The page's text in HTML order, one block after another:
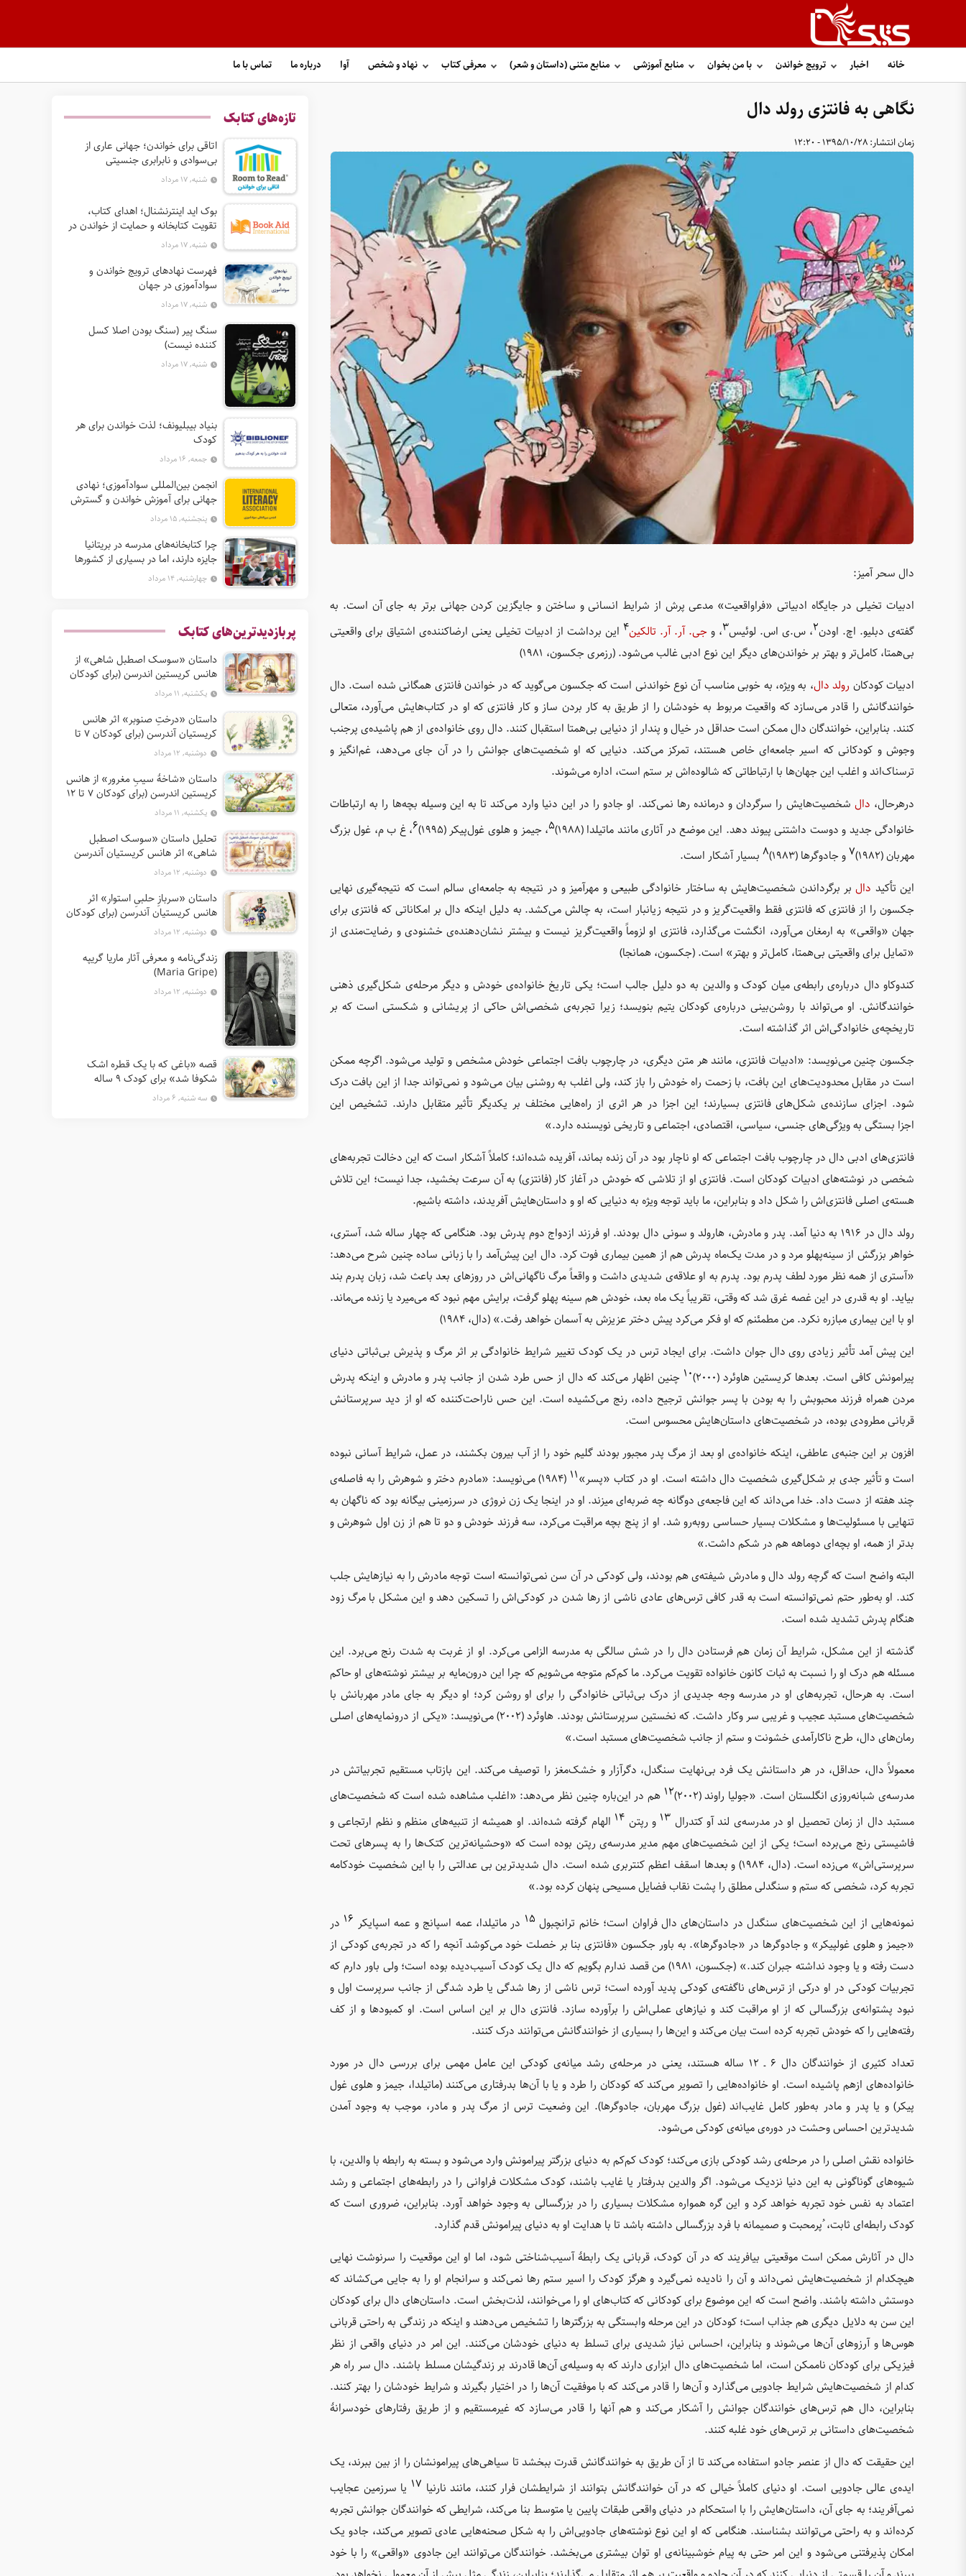
خانه اخبار ترویج خواندن با من بخوان منابع آموزشی منابع متنی (داستان و شعر) معرفی کتاب نهاد و شخص آوا درباره ما تماس با ما
نگاهی به فانتزی رولد دال
زمان انتشار:1395/10/28 - 12:20
دال سحر آمیز:
ادبیات تخیلی در جایگاه ادبیاتی «فراواقعیت» مدعی پرش از شرایط انسانی و ساختن و جایگزین کردن جهانی برتر به جای آن است. به
گفته‌ی دبلیو. اچ. اودن۲، س.ی اس. لوئیس۳، وجی. آر. آر. تالکین۴ این برداشت از ادبیات تخیلی یعنی ارضاکننده‌ی اشتیاق برای واقعیتی
بی‌همتا، کامل‌تر و بهتر بر خواندن‌های دیگر این نوع ادبی غالب می‌شود. (رزمری جکسون، ۱۹۸۱)
ادبیات کودکان رولد دال، به ویژه، به خوبی مناسب آن نوع خواندنی است که جکسون می‌گوید که در خواندن فانتزی همگانی شده است. دال
خوانندگانش را قادر می‌سازد که واقعیت مربوط به خودشان را از طریق به کار بردن ساز و کار فانتزی که او در کتاب‌هایش می‌آورد، متعالی
کنند. بنابراین، خوانندگان دال ممکن است حداقل در خیال و پندار از دنیایی بی‌همتا استقبال کنند. دال روی خانواده‌ی از هم پاشیده‌ی پرجنب
وجوش و کودکانی که اسیر جامعه‌ای خاص هستند، تمرکز می‌کند. دنیایی که او شخصیت‌های جوانش را در آن جای می‌دهد، غم‌انگیز و
ترسناک‌اند و اغلب این جهان‌ها با ارتباطاتی که شالوده‌اش بر ستم است، اداره می‌شوند.
درهرحال، دال شخصیت‌هایش را سرگردان و درمانده رها نمی‌کند. او جادو را در این دنیا وارد می‌کند تا به این وسیله بچه‌ها را به ارتباطات
خانوادگی جدید و دوست داشتنی پیوند دهد. این موضع در آثاری مانند ماتیلدا (۱۹۸۸)
۵، جیمز و هلوی غول‌پیکر (۱۹۹۵) ۶، غ ب م، غول بزرگ
مهربان (۱۹۸۲)
۷و جادوگرها (۱۹۸۳) ۸بسیار آشکار است.
این تأکید دالبر برگرداندن شخصیت‌هایش به ساختار خانوادگی طبیعی و مهرآمیز و در نتیجه به جامعه‌ای سالم است که نتیجه‌گیری نهایی
جکسون را از فانتزی که فانتزی فقط واقعیت‌گریز و در نتیجه زیانبار است، به چالش می‌کشد. به دلیل اینکه دال بر امکاناتی که فانتزی برای
جهان «واقعی» به ارمغان می‌آورد، انگشت می‌گذارد، فانتزی او لزوماً واقعیت‌گریز نیست و بیشتر نشان‌دهنده‌ی خشنودی و رضایت‌مندی از
«تمایل برای واقعیتی بی‌همتا، کامل‌تر و بهتر» است. (جکسون، همانجا)
کندوکاو دال درباره‌ی رابطه‌ی میان کودک و والدین به دو دلیل جالب است؛ یکی تاریخ خانواده‌ی خودش و دیگر مرحله‌ی شکل‌گیری ذهنی
خوانندگانش. او می‌تواند با روشن‌بینی درباره‌ی کودکان یتیم بنویسد؛ زیرا تجربه‌ی شخصی‌اش حاکی از پریشانی و شکستی است که بر
تاریخچه‌ی خانوادگی‌اش اثر گذاشته است.
جکسون چنین می‌نویسد: «ادبیات فانتزی، مانند هر متن دیگری، در چارچوب بافت اجتماعی خودش مشخص و تولید می‌شود. اگرچه ممکن
است در مقابل محدودیت‌های این بافت، با زحمت راه خودش را باز کند، ولی اغلب به روشنی بیان می‌شود و نمی‌تواند جدا از این بافت درک
شود. اجزای سازنده‌ی شکل‌های فانتزی بسیارند؛ این اجزا در هر اثری از راه‌هایی مختلف بر یکدیگر تأثیر متقابل دارند. تشخیص این
اجزا بستگی به ویژگی‌های جنسی، سیاسی، اقتصادی، اجتماعی و تاریخی نویسنده دارد.»
فانتزی‌های ادبی دال در چارچوب بافت اجتماعی که او ناچار بود در آن زنده بماند، آفریده شده‌اند؛ کاملاً آشکار است که این دخالت تجربه‌های
شخصی در نوشته‌های ادبیات کودکان است. فانتزی او از تلاشی که خودش در آغاز کار (فانتزی) به آن سرعت بخشید، جدا نیست؛ این تلاش
هسته‌ی اصلی فانتزی‌اش را شکل داد و بنابراین، ما باید توجه ویژه به دنیایی که او و داستان‌هایش آفریدند، داشته باشیم.
رولد دال در ۱۹۱۶ به دنیا آمد. پدر و مادرش، هارولد و سونی دال بودند. او فرزند ازدواج دوم پدرش بود. هنگامی که چهار ساله شد، آستری،
خواهر بزرگش از سینه‌پهلو مرد و در مدت یک‌ماه پدرش هم از همین بیماری فوت کرد. دال این پیش‌آمد را با زبانی ساده چنین شرح می‌دهد:
«آستری از همه نظر مورد لطف پدرم بود. پدرم به او علاقه‌ی شدیدی داشت و واقعاً مرگ ناگهانی‌اش در روزهای بعد باعث شد، زبان پدرم بند
بیاید. او به قدری در این غصه غرق شد که وقتی، تقریباً یک ماه بعد، خودش هم سینه پهلو گرفت، برایش مهم نبود که می‌میرد یا زنده می‌ماند.
او با این بیماری مبازره نکرد. من مطمئنم که او فکر می‌کرد پیش دختر عزیزش به آسمان خواهد رفت.» (دال، ۱۹۸۴)
این پیش آمد تأثیر زیادی روی دال جوان داشت. برای ایجاد ترس در یک کودک تغییر شرایط خانوادگی بر اثر مرگ و پذیرش بی‌ثباتی دنیای
پیرامونش کافی است. بعدها کریستین هاوئرد (۲۰۰۰)
۱۰ چنین اظهار می‌کند که دال از حس طرد شدن از جانب پدر و مادرش و اینکه پدرش
مردن همراه فرزند محبوبش را به بودن با پسر جوانش ترجیح داده، رنج می‌کشیده است. این حس ناراحت‌کننده که او از دید سرپرستانش
قربانی مطرودی بوده، در شخصیت‌های داستان‌هایش محسوس است.
افزون بر این جنبه‌ی عاطفی، اینکه خانواده‌ی او بعد از مرگ پدر مجبور بودند گلیم خود را از آب بیرون بکشند، در عمل، شرایط آسانی نبوده
است و تأثیر جدی بر شکل‌گیری شخصیت دال داشته است. او در کتاب «پسر»۱۱
(۱۹۸۴) می‌نویسد: «مادرم دختر و شوهرش را به فاصله‌ی
چند هفته از دست داد. خدا می‌داند که این فاجعه‌ی دوگانه چه ضربه‌ای میزند. او در اینجا یک زن نروژی در سرزمینی بیگانه بود که ناگهان به
تنهایی با مسئولیت‌ها و مشکلات بسیار حساسی روبه‌رو شد. او از پنج بچه مراقبت می‌کرد، سه فرزند خودش و دو تا هم از زن اول شوهرش و
بدتر از همه، او بچه‌ای دوماهه هم در شکم داشت.»
البته واضح است که گرچه رولد دال و مادرش شیفته‌ی هم بودند، ولی کودکی در آن سن نمی‌توانسته است توجه مادرش را به نیازهایش جلب
کند. او به‌طور حتم نمی‌توانسته است به قدر کافی ترس‌های عادی ناشی از رها شدن در کودکی‌اش را تسکین دهد و این مشکل با مرگ زود
هنگام پدرش تشدید شده است.
گذشته از این مشکل، شرایط آن زمان هم فرستادن دال را در شش سالگی به مدرسه الزامی می‌کرد. او از غربت به شدت رنج می‌برد. این
مسئله هم درک او را نسبت به ثبات کانون خانواده تقویت می‌کرد. ما کم‌کم متوجه می‌شویم که چرا این درون‌مایه بر بیشتر نوشته‌های او حاکم
است. به هرحال، تجربه‌های او در مدرسه وجه جدیدی از درک بی‌ثباتی خانوادگی را برای او روشن کرد؛ او دیگر به جای مادر مهربانش با
شخصیت‌های مستبد عجیب و غریبی سر وکار داشت. که نخستین سرپرستانش بودند. هاوئرد (۲۰۰۲) می‌نویسد: «یکی از درونمایه‌های اصلی
رمان‌های دال، طرح ناکارآمدی خشونت و ستم از جانب شخصیت‌های مستبد است.»
معمولاً دال، حداقل، در هر داستانش یک فرد بی‌نهایت سنگدل، دگرآزار و خشک‌مغز را توصیف می‌کند. این بازتاب مستقیم تجربیاتش در
مدرسه‌ی شبانه‌روزی انگلستان است. «جولیا راوند (۲۰۰۲)
۱۲ هم در این‌باره چنین نظر می‌دهد: «اغلب مشاهده شده است که شخصیت‌های
مستبد دال از زمان تحصیل او در مدرسه‌ی لند آو کتدرال ۱۳ و رپتن ۱۴ الهام گرفته شده‌اند. او همیشه از تنبیه‌های منظم و نظم ارتجاعی و
فاشیستی رنج می‌برده است؛ یکی از این شخصیت‌های مهم مدیر مدرسه‌ی رپتن بوده است که «وحشیانه‌ترین کتک‌ها را به پسرهای تحت
سرپرستی‌اش» می‌زده است. (دال، ۱۹۸۴) و بعدها اسقف اعظم کنتربری شده است. دال شدیدترین بی عدالتی را با این شخصیت خودکامه
تجربه کرد، شخصی که ستم و سنگدلی مطلق را پشت نقاب فضایل مسیحی پنهان کرده بود.»
نمونه‌هایی از این شخصیت‌های سنگدل در داستان‌های دال فراوان است؛ خانم ترانچبول ۱۵ در ماتیلدا، عمه اسپانج و عمه اسپایکر ۱۶ در
«جیمز و هلوی غولپیکر» و جادوگرها در «جادوگرها». به باور جکسون «فانتزی بنا بر خصلت خود می‌کوشد آنچه را که در تجربه‌ی کودکی از
دست رفته و یا وجود نداشته جبران کند.» (جکسون، ۱۹۸۱) من قصد ندارم بگویم که دال یک کودک آسیب‌دیده بوده است؛ ولی باور دارم که
تجربیات کودکی در او درکی از ترس‌های ناگفته‌ی کودکی پدید آورده است؛ ترس ناشی از رها شدگی یا طرد شدگی از جانب سرپرست اول و
نبود پشتوانه‌ی بزرگسالی که از او مراقبت کند و نیازهای عملی‌اش را برآورده سازد. فانتزی دال بر این اساس است. او کمبودها و از کف
رفته‌هایی را که خودش تجربه کرده است بیان می‌کند و این‌ها را بسیاری از خوانندگانش می‌توانند درک کنند.
تعداد کثیری از خوانندگان دال ۶ ـ ۱۲ ساله هستند، یعنی در مرحله‌ی رشد میانه‌ی کودکی این عامل مهمی برای بررسی دال در مورد
خانواده‌های ازهم پاشیده است. او خانواده‌هایی را تصویر می‌کند که کودکان را طرد و یا با آن‌ها بدرفتاری می‌کنند (ماتیلدا، جیمز و هلوی غول
پیکر) و یا پدر و مادر به‌طور کامل غایب‌اند (غول بزرگ مهربان، جادوگرها). این وضعیت ترس از مرگ پدر و مادر، موجب به وجود آمدن
شدیدترین احساس وحشت در دوره‌ی میانه‌ی کودکی می‌شود.
خانواده نقش اصلی را در مرحله‌ی رشد کودکی بازی می‌کند؛ کودک کم‌کم به دنیای بزرگتر پیرامونش وارد می‌شود و بسته به رابطه با والدین، با
شیوه‌های گوناگونی به این دنیا نزدیک می‌شود. اگر والدین بدرفتار یا غایب باشند، کودک مشکلات فراوانی را در رابطه‌های اجتماعی و رشد
اعتماد به نفس خود تجربه خواهد کرد و این گره همواره مشکلات بسیاری را در بزرگسالی به وجود خواهد آورد. بنابراین، ضروری است که
کودک رابطه‌ای ثابت، ُپرمحبت و صمیمانه با فرد بزرگسالی داشته باشد تا با هدایت او به دنیای پیرامونش قدم گذارد.
دال در آثارش ممکن است موقعیتی بیافریند که در آن کودک، قربانی یک رابطهٔ آسیب‌شناختی شود، اما او این موقعیت را سرنوشت نهایی
هیچکدام از شخصیت‌هایش نمی‌داند و آن را نادیده نمی‌گیرد و هرگز کودک را اسیر ستم رها نمی‌کند و سرانجام او را به جایی می‌کشاند که
دوستش داشته باشند. واضح است که این موضوع برای کودکانی که کتاب‌های او را می‌خوانند، لذت‌بخش است. داستان‌های دال برای کودکان
این سن به دلایل دیگری هم جذاب است؛ کودکان در این مرحله وابستگی به بزرگترها را تشخیص می‌دهند و اینکه در زندگی به راحتی قربانی
هوس‌ها و آرزوهای آن‌ها می‌شوند و بنابراین، احساس نیاز شدیدی برای تسلط به دنیای خودشان می‌کنند. این امر در دنیای واقعی از نظر
فیزیکی برای کودکان ناممکن است، اما شخصیت‌های دال ابزاری دارند که به وسیله‌ی آن‌ها قادرند بر زندگیشان مسلط باشند. دال سر راه هر
کدام از شخصیت‌هایش شرایط جادویی می‌گذارد و آن‌ها را قادر می‌کند که با موفقیت آن‌ها را در اختیار بگیرند و شرایط خودشان را بهتر کنند.
بنابراین، دال هم ترس‌های خوانندگان جوانش را آشکار می‌کند و هم آنها را قادر می‌سازد که غیرمستقیم و از طریق رفتارهای خودسرانهٔ
شخصیت‌های داستانی بر ترس‌های خود غلبه کنند.
این حقیقت که دال از عنصر جادو استفاده می‌کند تا از آن طریق به خوانندگانش قدرت ببخشد تا سیاهی‌های پیرامونشان را از بین ببرند، یک
ایده‌ی عالی جادویی است. او دنیای کاملاً خیالی که در آن خوانندگانش بتوانند از شرایطشان فرار کنند، مانند نارنیا ۱۷ یا سرزمین عجایب
نمی‌آفریند؛ به جای آن، داستان‌هایش را با استحکام در دنیای واقعی طبقات پایین یا متوسط بنا می‌کند، شرایطی که خوانندگان جوانش تجربه
کرده‌اند و به راحتی می‌توانند بشناسند. هنگامی که او این نوع نوشته‌های جادویی‌اش را به شکل صحنه‌هایی عادی تصویر می‌کند، جادو یک
امکان پذیرفتنی می‌شود و این امر حتی به پیام خوشبینانه‌ی او توان بیشتری می‌بخشد. خوانندگان می‌توانند این جادوی «واقعی» را با خود
تازه‌های کتابک
اتاقی برای خواندن؛ جهانی عاری از
بی‌سوادی و نابرابری جنسیتی
شنبه, ۱۷ مرداد
بوک‌ اید اینترنشنال؛ اهدای کتاب،
تقویت کتابخانه و حمایت از خواندن در
جهانشنبه, ۱۷ مرداد
فهرست نهادهای ترویج خواندن و
سوادآموزی در جهان
شنبه, ۱۷ مرداد
سنگ پیر (سنگ بودن اصلا کسل
کننده نیست)
شنبه, ۱۷ مرداد
بنیاد بیبلیونف؛ لذت خواندن برای هر
کودک
جمعه, ۱۶ مرداد
انجمن بین‌المللی سوادآموزی؛ نهادی
جهانی برای آموزش خواندن و گسترش
حق سواد
پنجشنبه, ۱۵ مرداد
چرا کتابخانه‌های مدرسه در بریتانیا
جایزه دارند، اما در بسیاری از کشورها
نه؟چهارشنبه, ۱۴ مرداد
پربازدیدترین‌های کتابک
داستان «سوسک اصطبل شاهی» از
هانس کریستین اندرسن (برای کودکان
7 تا 12 سال) یکشنبه, ۱۱ مرداد
داستان «درختِ صنوبر» اثر هانس
کریستیان آندرسن (برای کودکان 7 تا
12 سال) دوشنبه, ۱۲ مرداد
داستان «شاخهٔ سیبِ مغرور» از هانس
کریستین اندرسن (برای کودکان 7 تا 12
سال)یکشنبه, ۱۱ مرداد
تحلیل داستان «سوسک اصطبل
شاهی» اثر هانس کریستیان آندرسن
دوشنبه, ۱۲ مرداد
داستان «سربازِ حلبیِ استوار» اثر
هانس کریستیان آندرسن (برای کودکان
7 تا 12 سال) دوشنبه, ۱۲ مرداد
زندگی‌نامه و معرفی آثار ماریا گریپه
(Maria Gripe)
دوشنبه, ۱۲ مرداد
قصه «باغی که با یک قطره اشک
شکوفا شد» برای کودک ۹ ساله
سه شنبه, ۶ مرداد